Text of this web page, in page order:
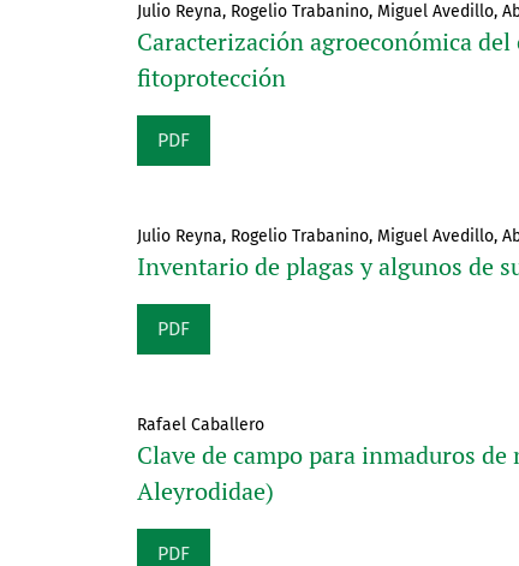
Julio Reyna, Rogelio Trabanino, Miguel Avedillo,
Caracterización agroeconómica
fitoprotección
PDF
Julio Reyna, Rogelio Trabanino, Miguel Avedillo,
Inventario de plagas y algunos de
PDF
Rafael Caballero
Clave de campo para inmaduros
Aleyrodidae)
PDF